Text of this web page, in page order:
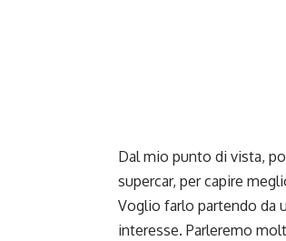
Dal mio punto di vista,
supercar, per capire
Voglio farlo partendo da
interesse. Parleremo